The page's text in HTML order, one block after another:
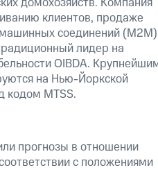
клиентов, продаже
соединений (М2М)
лидер на
OIBDA.
на Нью-Йоркской
кодом MTSS.
прогнозы в отношении
с положениями